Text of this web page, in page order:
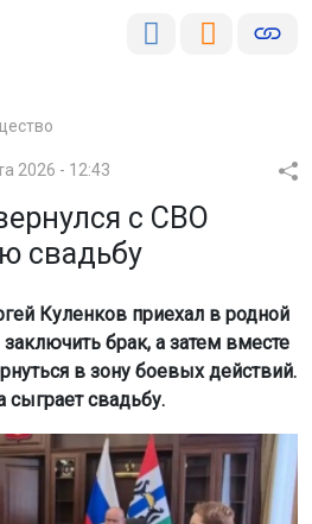
2026 - 12:43
с СВО
свадьбу
Куленков приехал в родной
брак, а затем вместе
в зону боевых действий.
сыграет свадьбу.